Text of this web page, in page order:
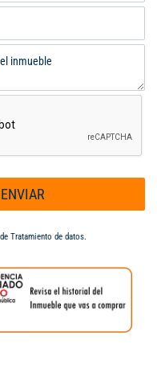
ENVIAR
Tratamiento de datos.